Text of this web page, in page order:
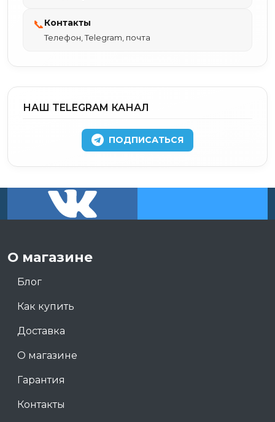
📞Контакты
Телефон, Telegram, почта
НАШ TELEGRAM КАНАЛ
ПОДПИСАТЬСЯ
О магазине
Блог
Как купить
Доставка
О магазине
Гарантия
Контакты